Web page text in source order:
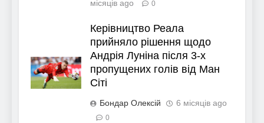
місяців ago
0
Керівництво Реала
прийняло рішення щодо
Андрія Луніна після 3-х
пропущених голів від Ман
Сіті
Бондар Олексій 6 місяців ago
0